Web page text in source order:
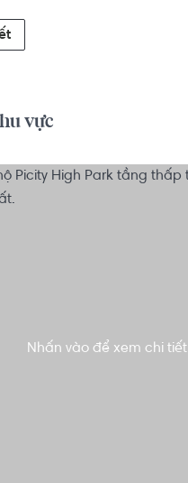
vực
Nhấn vào để xem chi tiết